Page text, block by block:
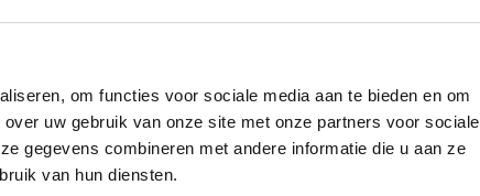
op jouw vloer
aan en bespaar direct.
om functies voor sociale media aan te bieden en om
uw gebruik van onze site met onze partners voor sociale
gegevens combineren met andere informatie die u aan ze
van hun diensten.
onze klanten
van 180+ reviews